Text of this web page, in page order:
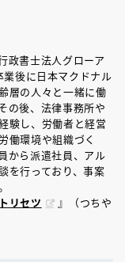
政書士法人グローア
後に日本マクドナル
層の人々と一緒に働
の後、法律事務所や
験し、労働者と経営
働環境や組織づく
から派遣社員、アル
を行っており、事案
リセツ
』（つちや